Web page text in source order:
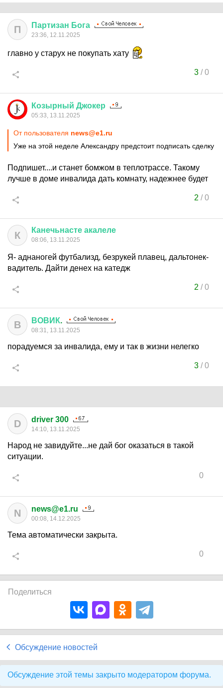
П Партизан Бога
23:36, 12.11.2025
главно у старух не покупать хату
3/0
Козырный Джокер
05:33, 13.11.2025
От пользователя news@e1.ru
Уже на этой неделе Александру предстоит подписать сделку
Подпишет....и станет бомжом в теплотрассе. Такому
лучше в доме инвалида дать комнату, надежнее будет
2 /0
К Канечьнасте акалеле
08:06, 13.11.2025
Я- аднаногей футбализд, безрукей плавец, дальтонек-
вадитель. Дайти денех на катедж
2 /0
В ВОВИК.
08:31, 13.11.2025
порадуемся за инвалида, ему и так в жизни нелегко
3/0
D driver 300
14:10, 13.11.2025
Народ не завидуйте...не дай бог оказаться в такой
ситуации.
0
N news@e1.ru
00:08, 14.12.2025
Тема автоматически закрыта.
0
Поделиться
Обсуждение новостей
Обсуждение этой темы закрыто модератором форума.